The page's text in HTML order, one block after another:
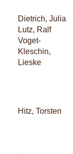
Dietrich, Julia
Lutz, Ralf
Voget-
Kleschin,
Lieske
Hitz, Torsten